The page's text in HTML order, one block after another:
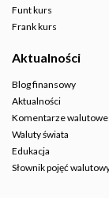
Funt kurs
Frank kurs
Aktualności
Blog finansowy
Aktualności
Komentarze walutowe
Waluty świata
Edukacja
Słownik pojęć